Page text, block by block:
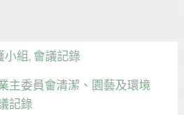
小組,會議記錄
主委員會清潔、園藝及環境
記錄